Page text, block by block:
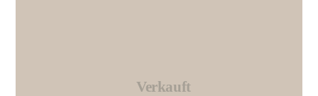
Verkauft